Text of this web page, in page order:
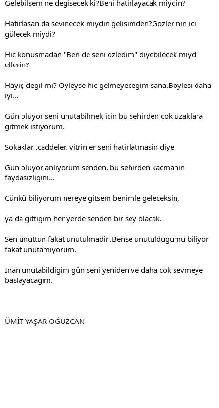
Gelebilsem ne degisecek ki?Beni hatirlayacak miydin?
Hatirlasan da sevinecek miydin gelisimden?Gözlerinin ici
gülecek miydi?
Hic konusmadan "Ben de seni özledim" diyebilecek miydi
ellerin?
Hayir, degil mi? Oyleyse hic gelmeyecegim sana.Böylesi daha
iyi...
Gün oluyor seni unutabilmek icin bu sehirden cok uzaklara
gitmek istiyorum.
Sokaklar ,caddeler, vitrinler seni hatirlatmasin diye.
Gün oluyor anliyorum senden, bu sehirden kacmanin
faydasizligini...
Cünkü biliyorum nereye gitsem benimle geleceksin,
ya da gittigim her yerde senden bir sey olacak.
Sen unuttun fakat unutulmadin.Bense unutuldugumu biliyor
fakat unutamiyorum.
Inan unutabildigim gün seni yeniden ve daha cok sevmeye
baslayacagim.
ÜMİT YAŞAR OĞUZCAN